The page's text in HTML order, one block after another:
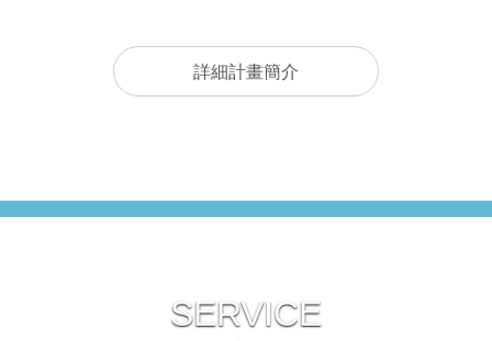
詳細計畫簡介
SERVICE